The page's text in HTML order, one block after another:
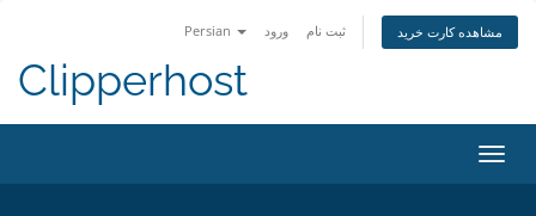
Persian ورود ثبت نام مشاهده کارت خرید
Clipperhost
تغییر